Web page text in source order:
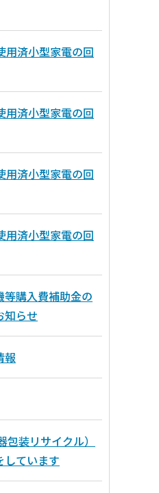
用済小型家電の回
用済小型家電の回
用済小型家電の回
用済小型家電の回
等購入費補助金の
知らせ
報
包装リサイクル）
しています